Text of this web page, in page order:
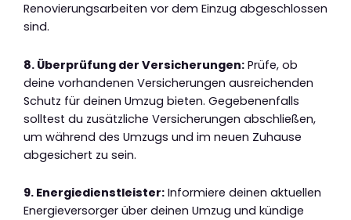
Renovierungsarbeiten vor dem Einzug abgeschlossen
sind.
8. Überprüfung der Versicherungen: Prüfe, ob
deine vorhandenen Versicherungen ausreichenden
Schutz für deinen Umzug bieten. Gegebenenfalls
solltest du zusätzliche Versicherungen abschließen,
um während des Umzugs und im neuen Zuhause
abgesichert zu sein.
9. Energiedienstleister: Informiere deinen aktuellen
Energieversorger über deinen Umzug und kündige